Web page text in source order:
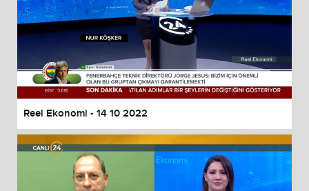
Reel Ekonomi - 14 10 2022